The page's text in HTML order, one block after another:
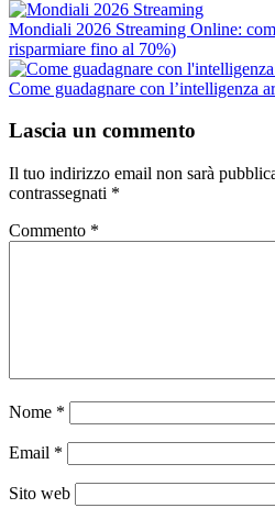
Mondiali 2026 Streaming Online:
risparmiare fino al 70%)
Come guadagnare con l’intelligenza
Lascia un commento
Il tuo indirizzo email non sarà
contrassegnati *
Commento *
Nome *
Email *
Sito web